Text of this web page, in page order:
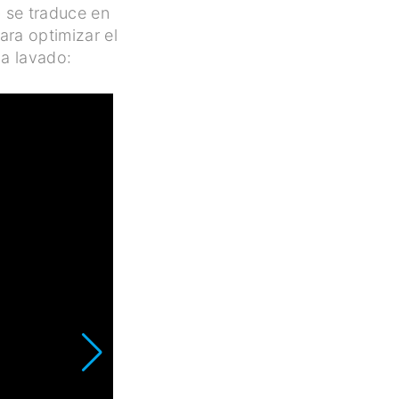
traduce en
optimizar el
lavado: